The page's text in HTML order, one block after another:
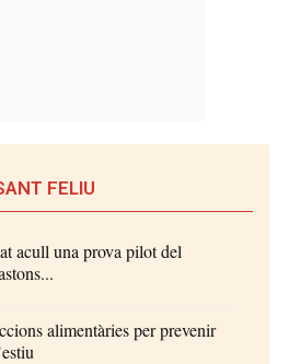
FELIU
acull una prova pilot del
alimentàries per prevenir